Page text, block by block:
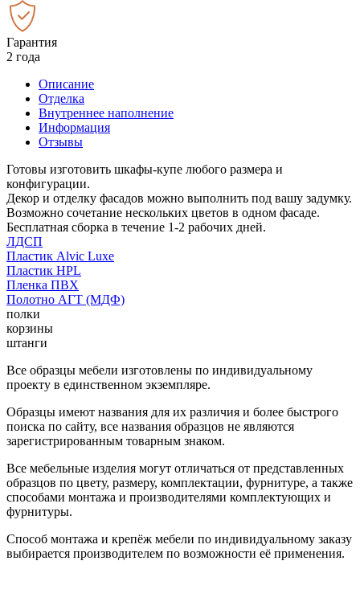
Гарантия
2 года
Описание
Отделка
Внутреннее наполнение
Информация
Отзывы
Готовы изготовить шкафы-купе любого размера и
конфигурации.
Декор и отделку фасадов можно выполнить под вашу задумку.
Возможно сочетание нескольких цветов в одном фасаде.
Бесплатная сборка в течение 1-2 рабочих дней.
ЛДСП
Пластик Alvic Luxe
Пластик HPL
Пленка ПВХ
Полотно АГТ (МДФ)
полки
корзины
штанги
Все образцы мебели изготовлены по индивидуальному
проекту в единственном экземпляре.
Образцы имеют названия для их различия и более быстрого
поиска по сайту, все названия образцов не являются
зарегистрированным товарным знаком.
Все мебельные изделия могут отличаться от представленных
образцов по цвету, размеру, комплектации, фурнитуре, а также
способами монтажа и производителями комплектующих и
фурнитуры.
Способ монтажа и крепёж мебели по индивидуальному заказу
выбирается производителем по возможности её применения.